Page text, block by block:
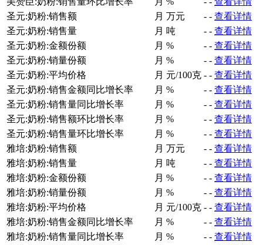
圣元:奶粉:销售额
月 万元 - - 查看详情
圣元:奶粉:销售量
月 吨 - - 查看详情
圣元:奶粉:金额份额
月 % - - 查看详情
圣元:奶粉:销量份额
月 % - - 查看详情
圣元:奶粉:平均价格
月 元/100克 - - 查看详情
圣元:奶粉:销售金额同比增长率
月 % - - 查看详情
圣元:奶粉:销售量同比增长率
月 % - - 查看详情
圣元:奶粉:销售额环比增长率
月 % - - 查看详情
圣元:奶粉:销售量环比增长率
月 % - - 查看详情
雅培:奶粉:销售额
月 万元 - - 查看详情
雅培:奶粉:销售量
月 吨 - - 查看详情
雅培:奶粉:金额份额
月 % - - 查看详情
雅培:奶粉:销量份额
月 % - - 查看详情
雅培:奶粉:平均价格
月 元/100克 - - 查看详情
雅培:奶粉:销售金额同比增长率
月 % - - 查看详情
雅培:奶粉:销售量同比增长率
月 % - - 查看详情